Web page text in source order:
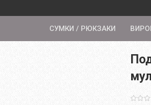
СУМКИ / РЮКЗАКИ